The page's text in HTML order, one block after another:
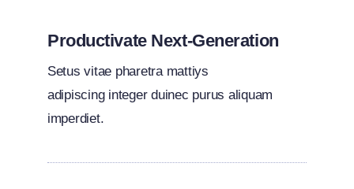
Productivate Next-Generation
Setus vitae pharetra mattiys
adipiscing integer duinec purus aliquam
imperdiet.